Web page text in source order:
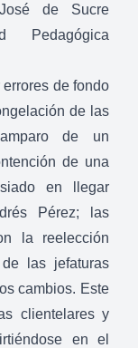
de Sucre
Pedagógica
de fondo
de las
de un
de una
en llegar
Pérez; las
la reelección
las jefaturas
cambios. Este
clientelares y
en el